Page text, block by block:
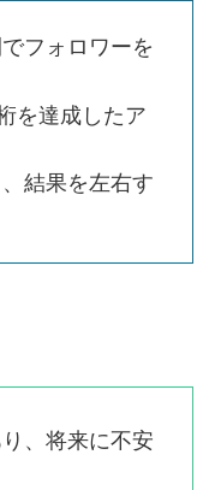
フォロワーを
を達成したア
結果を左右す
、将来に不安